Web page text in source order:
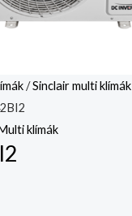
/Sinclair multi klímák
klímák